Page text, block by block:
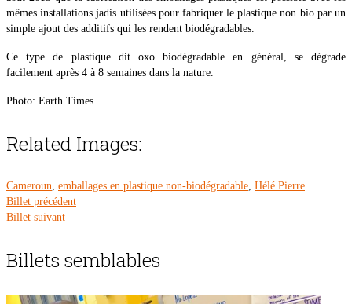
mêmes installations jadis utilisées pour fabriquer le plastique non bio par un
simple ajout des additifs qui les rendent biodégradables.
Ce type de plastique dit oxo biodégradable en général, se dégrade
facilement après 4 à 8 semaines dans la nature.
Photo: Earth Times
Related Images:
Cameroun, emballages en plastique non-biodégradable, Hélé Pierre
Billet précédent
Billet suivant
Billets semblables